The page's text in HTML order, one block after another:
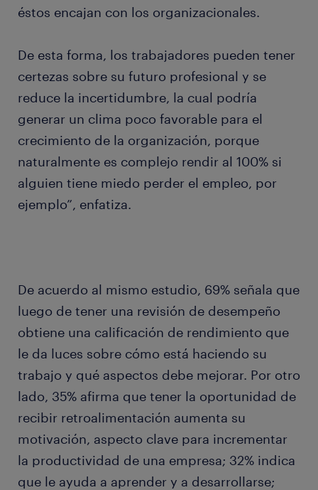
éstos encajan con los organizacionales.
De esta forma, los trabajadores pueden tener
certezas sobre su futuro profesional y se
reduce la incertidumbre, la cual podría
generar un clima poco favorable para el
crecimiento de la organización, porque
naturalmente es complejo rendir al 100% si
alguien tiene miedo perder el empleo, por
ejemplo”, enfatiza.
De acuerdo al mismo estudio, 69% señala que
luego de tener una revisión de desempeño
obtiene una calificación de rendimiento que
le da luces sobre cómo está haciendo su
trabajo y qué aspectos debe mejorar. Por otro
lado, 35% afirma que tener la oportunidad de
recibir retroalimentación aumenta su
motivación, aspecto clave para incrementar
la productividad de una empresa; 32% indica
que le ayuda a aprender y a desarrollarse;